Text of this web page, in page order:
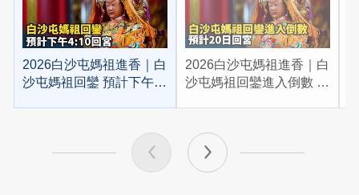
2026白沙屯媽祖進香｜白
沙屯媽祖回鑾 預計下午
2026白沙屯媽祖進香｜白
沙屯媽祖回鑾進入倒數 預